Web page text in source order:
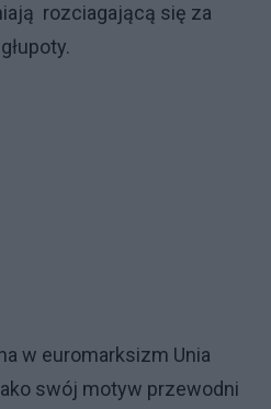
rozciagającą się za
w euromarksizm Unia
swój motyw przewodni